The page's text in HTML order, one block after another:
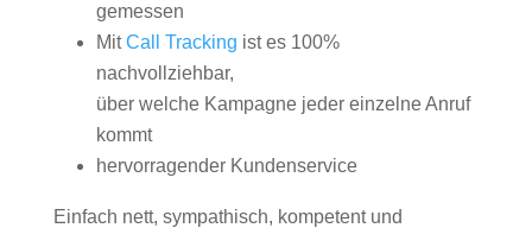
gemessen
MitCall Tracking ist es 100%
nachvollziehbar,
über welche Kampagne jeder einzelne Anruf
kommt
hervorragender Kundenservice
Einfach nett, sympathisch, kompetent und